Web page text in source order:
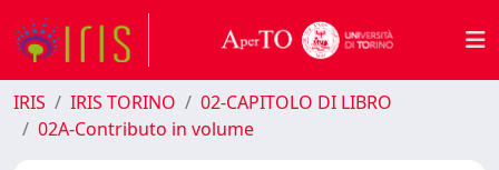
IRIS IRIS TORINO
02-CAPITOLO DI LIBRO
02A-Contributo in volume